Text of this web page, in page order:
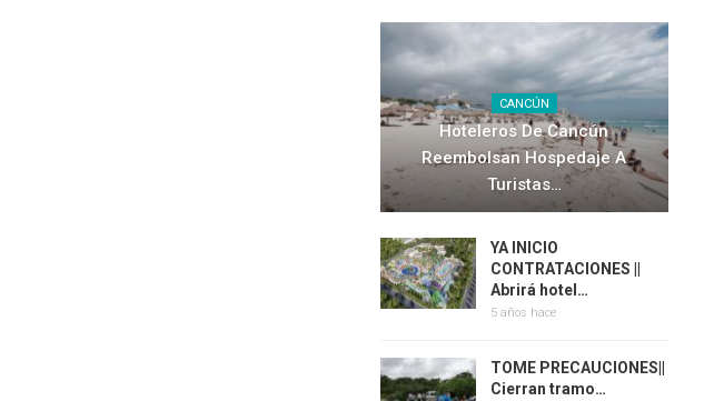
CANCÚN
Hoteleros De Cancún
Reembolsan Hospedaje A
Turistas…
YA INICIO
CONTRATACIONES ||
Abrirá hotel…
5 años hace
TOME PRECAUCIONES||
Cierran tramo…